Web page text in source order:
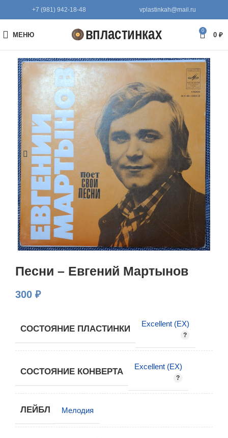
+7 (981) 942-18-48 vplastinkah@mail.ru
МЕНЮ
0
0 ₽
Песни – Евгений Мартынов
300 ₽
СОСТОЯНИЕ ПЛАСТИНКИ
Excellent (EX)
СОСТОЯНИЕ КОНВЕРТА
Excellent (EX)
ЛЕЙБЛ Мелодия